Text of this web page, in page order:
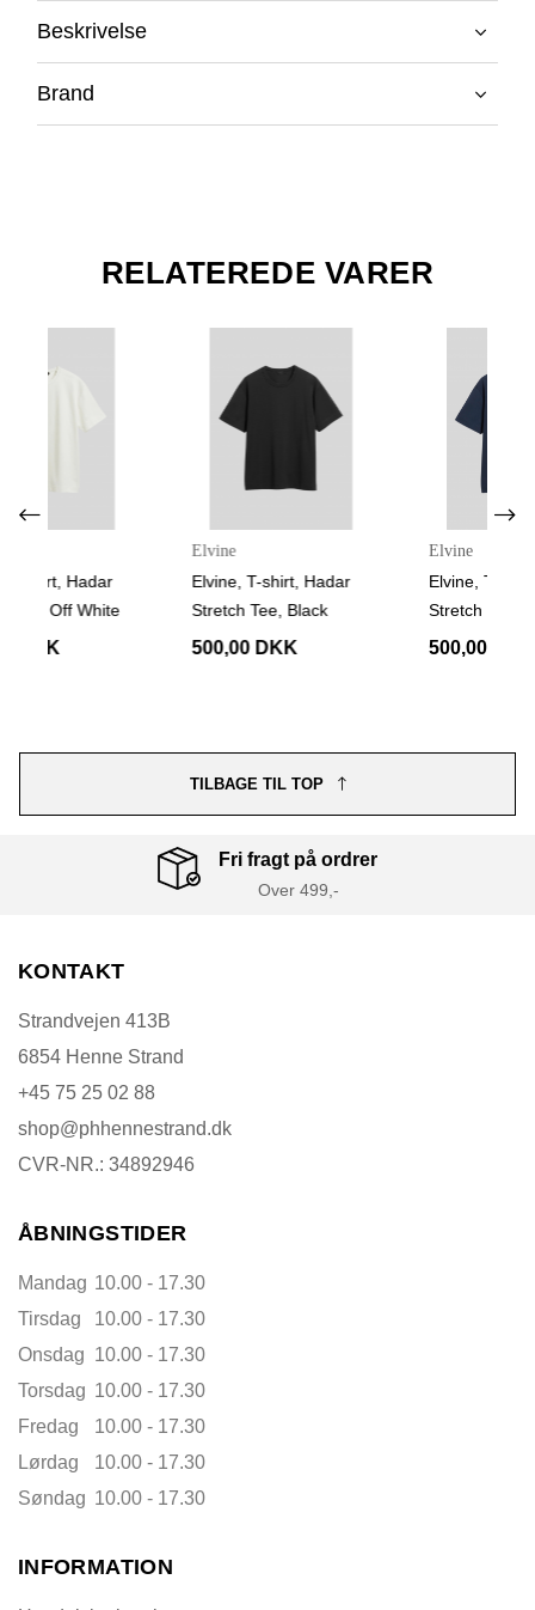
Beskrivelse
Brand
RELATEREDE VARER
Elvine, T-shirt, Hadar
Stretch Tee, Black
Elvine, T-shirt, Hadar
Stretch Tee, Indigo Noir
TILBAGE TIL TOP
Fri fragt på ordrer
Over 499,-
KONTAKT
Strandvejen 413B
6854 Henne Strand
+45 75 25 02 88
shop@phhennestrand.dk
CVR-NR.: 34892946
ÅBNINGSTIDER
Mandag 10.00 - 17.30
Tirsdag
10.00 - 17.30
Onsdag 10.00 - 17.30
Torsdag 10.00 - 17.30
Fredag
10.00 - 17.30
Lørdag
10.00 - 17.30
Søndag 10.00 - 17.30
INFORMATION